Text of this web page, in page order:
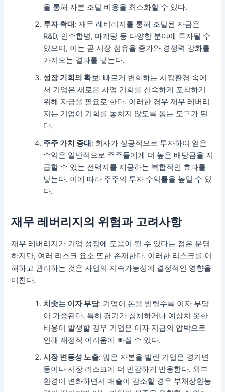
을 통해 자본 조달 비용을 최소화할 수 있다.
투자 확대: 재무 레버리지를 통해 조달된 자금은
R&D, 인수합병, 마케팅 등 다양한 분야에 투자될 수
있으며, 이는 곧 시장 점유율 증가와 경쟁력 강화를
가져오는 결과를 낳는다.
성장 기회의 확보: 빠르게 변화하는 시장환경 속에
서 기업은 새로운 사업 기회를 신속하게 포착하기
위해 자금을 필요로 한다. 이러한 경우 재무 레버리
지는 기업이 기회를 놓치지 않도록 돕는 도구가 된
다.
주주 가치 증대: 회사가 성공적으로 투자하여 얻은
수익은 일반적으로 주주들에게 더 높은 배당금을 지
급할 수 있는 선택지를 제공하는 복합적인 효과를
낳는다. 이에 따라 주주의 투자 수익률을 높일 수 있
다.
재무 레버리지의 위험과 고려사항
재무 레버리지가 기업 성장에 도움이 될 수 있다는 점은 분명
하지만, 여러 리스크 요소 또한 존재한다. 이러한 리스크를 이
해하고 관리하는 것은 사업의 지속가능성에 결정적인 영향을
미친다.
치솟는 이자 부담: 기업이 돈을 빌릴수록 이자 부담
이 가중된다. 특히 경기가 침체하거나 예상치 못한
비용이 발생할 경우 기업은 이자 지급의 압박으로
인해 재정적 어려움에 빠질 수 있다.
시장 변동성 노출: 많은 자본을 빌린 기업은 경기변
동이나 시장 리스크에 더 민감하게 반응한다. 외부
환경이 변화하면서 매출이 감소할 경우 부채상환능